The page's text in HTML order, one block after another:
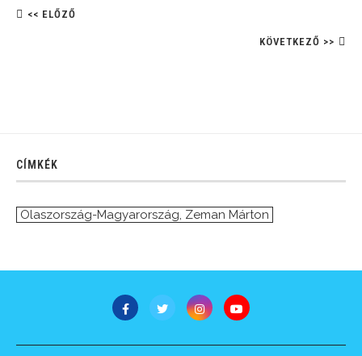
<< ELŐZŐ
KÖVETKEZŐ >>
CÍMKÉK
Olaszország-Magyarország Zeman Márton